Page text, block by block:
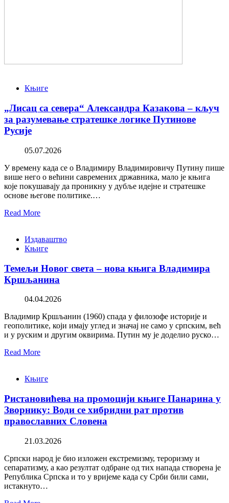
Књиге
„Лисац са севера“ Александра Казакова – кључ
за разумевање стратешке логике Путинове
Русије
05.07.2026
У времену када се о Владимиру Владимировичу Путину пише
више него о већини савремених државника, мало је књига
које покушавају да проникну у дубље идејне и стратешке
основе његове политике.…
Read More
Издаваштво
Књиге
Темељи Новог света – нова књига Владимира
Кршљанина
04.04.2026
Владимир Кршљанин (1960) спада у филозофе историје и
геополитике, који имају углед и значај не само у српским, већ
и у руским и другим оквирима. Путин му је доделио руско…
Read More
Књиге
Ристановићева на промоцији књиге Панарина у
Зворнику: Води се хибридни рат против
православних Словена
21.03.2026
Српски народ је био изложен екстремизму, тероризму и
сепаратизму, а као резултат одбране од тих напада створена је
Република Српска и то у вријеме када су Срби били сами,
истакнуто…